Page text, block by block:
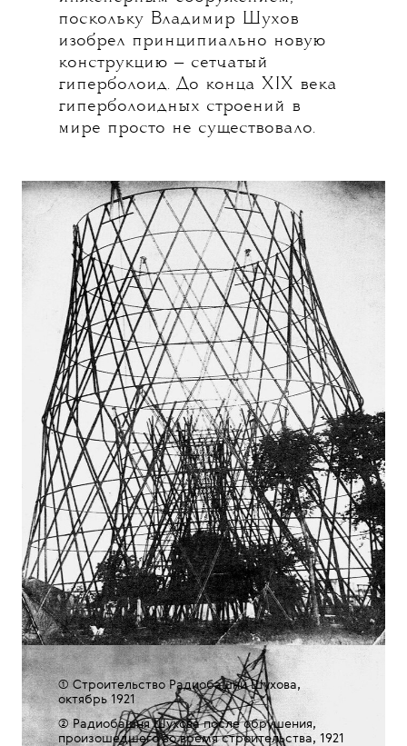
поскольку Владимир Шухов
изобрел принципиально новую
конструкцию — сетчатый
гиперболоид. До конца XIX века
гиперболоидных строений в
мире просто не существовало.
①СтроительствоРадиобашни Шухова,
октябрь 1921
②Радиобашня Шухова после обрушения,
произошедшего во время строительства, 1921